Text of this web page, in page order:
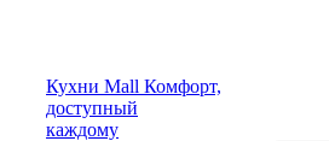
Кухни Mall Комфорт,
доступный
каждому